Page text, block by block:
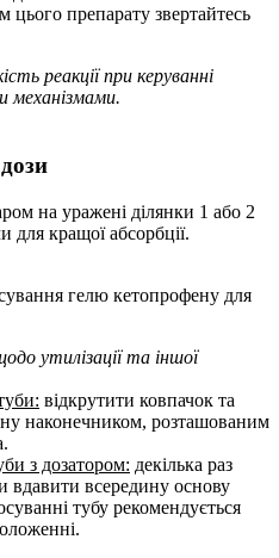
цього препарату звертайтесь
реакції при керуванні
механізмами.
на уражені ділянки 1 або 2
для кращої абсорбції.
гелю кетопрофену для
утилізації та іншої
відкрутити ковпачок та
наконечником, розташованим
з дозатором: декілька раз
вдавити всередину основу
тубу рекомендується